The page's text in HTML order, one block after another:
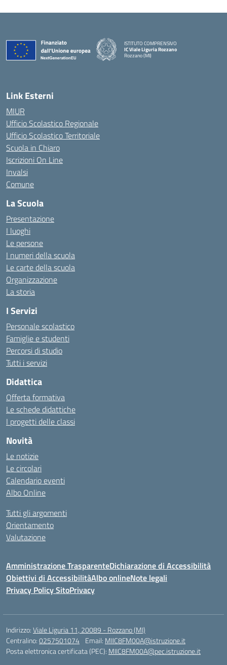
ISTITUTO COMPRENSIVO
IC Viale Liguria Rozzano
Rozzano (MI)
Link Esterni
MIUR
Ufficio Scolastico Regionale
Ufficio Scolastico Territoriale
Scuola in Chiaro
Iscrizioni On Line
Invalsi
Comune
La Scuola
Presentazione
I luoghi
Le persone
I numeri della scuola
Le carte della scuola
Organizzazione
La storia
I Servizi
Personale scolastico
Famiglie e studenti
Percorsi di studio
Tutti i servizi
Didattica
Offerta formativa
Le schede didattiche
I progetti delle classi
Novità
Le notizie
Le circolari
Calendario eventi
Albo Online
Tutti gli argomenti
Orientamento
Valutazione
Amministrazione TrasparenteDichiarazione di Accessibilità
Obiettivi di AccessibilitàAlbo onlineNote legali
Privacy Policy SitoPrivacy
Indirizzo:Viale Liguria 11, 20089 - Rozzano (MI)
Centralino:0257501074 Email: MIIC8FM00A@istruzione.it
Posta elettronica certificata (PEC): MIIC8FM00A@pec.istruzione.it